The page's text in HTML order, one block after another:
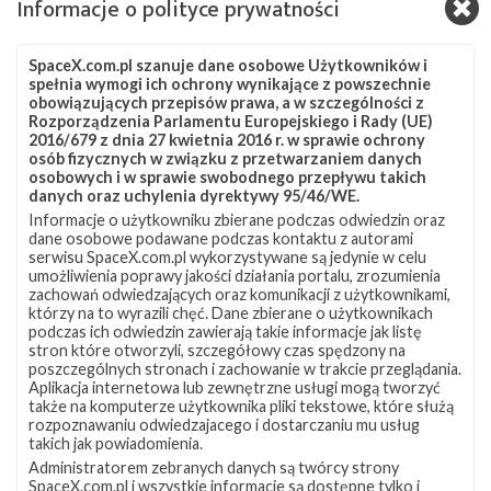
demonstracyjną w ramach programu komercyjnych lotów
statku Starship oraz testy mające doprowadzić do
wielokrotnego wykorzystywania osłon ładunku rakiet z rodziny
Falcon. Start najbliższej misji zaplanowany jest na 19 lutego, na
godzinę 02:58 czasu polskiego (01:58 UTC). Rakieta Falcon 9
wystartuje z platformy …
Zespół
SpaceIL
Izraela
przygotowuje
się
do
wysłania
lądownika
na
Księżyc
4
Informacje o polityce prywatności
SpaceX.com.pl szanuje dane osobowe Użytkowników i
spełnia wymogi ich ochrony wynikające z powszechnie
obowiązujących przepisów prawa, a w szczególności z
Rozporządzenia Parlamentu Europejskiego i Rady (UE)
2016/679 z dnia 27 kwietnia 2016 r. w sprawie ochrony
osób fizycznych w związku z przetwarzaniem danych
osobowych i w sprawie swobodnego przepływu takich
danych oraz uchylenia dyrektywy 95/46/WE.
Informacje o użytkowniku zbierane podczas odwiedzin oraz
dane osobowe podawane podczas kontaktu z autorami
serwisu SpaceX.com.pl wykorzystywane są jedynie w celu
umożliwienia poprawy jakości działania portalu, zrozumienia
zachowań odwiedzających oraz komunikacji z użytkownikami,
którzy na to wyrazili chęć. Dane zbierane o użytkownikach
podczas ich odwiedzin zawierają takie informacje jak listę
stron które otworzyli, szczegółowy czas spędzony na
poszczególnych stronach i zachowanie w trakcie przeglądania.
Aplikacja internetowa lub zewnętrzne usługi mogą tworzyć
także na komputerze użytkownika pliki tekstowe, które służą
rozpoznawaniu odwiedzajacego i dostarczaniu mu usług
takich jak powiadomienia.
Administratorem zebranych danych są twórcy strony
SpaceX.com.pl i wszystkie informacje są dostępne tylko i